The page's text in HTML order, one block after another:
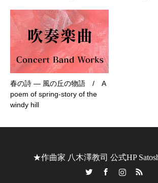
春の詩 ― 風の丘の物語 / A
poem of spring-story of the
windy hill
★作曲家 八木澤教司 公式HP
RSS